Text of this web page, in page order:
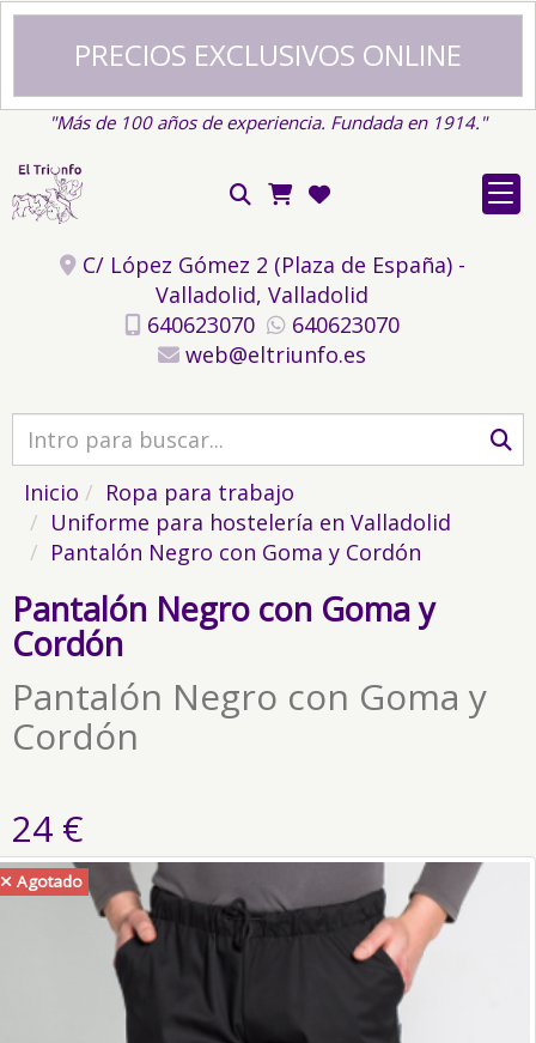
PRECIOS EXCLUSIVOS ONLINE
"Más de 100 años de experiencia. Fundada en 1914."
C/ López Gómez 2 (Plaza de España) -
Valladolid, Valladolid
640623070
640623070
web
eltriunfo.es
Inicio
Ropa para trabajo
Uniforme para hostelería en Valladolid
Pantalón Negro con Goma y Cordón
Pantalón Negro con Goma y
Cordón
Pantalón Negro con Goma y
Cordón
24 €
Agotado